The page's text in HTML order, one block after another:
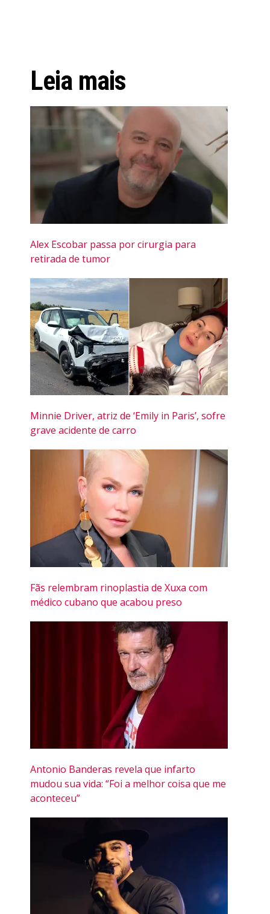
Leia mais
Alex Escobar passa por cirurgia para
retirada de tumor
Minnie Driver, atriz de ‘Emily in Paris’, sofre
grave acidente de carro
Fãs relembram rinoplastia de Xuxa com
médico cubano que acabou preso
Antonio Banderas revela que infarto
mudou sua vida: “Foi a melhor coisa que me
aconteceu”